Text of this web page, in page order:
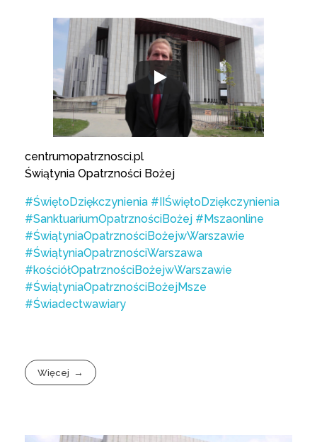
centrumopatrznosci.pl
Świątynia Opatrzności Bożej
#ŚwiętoDziękczynienia #IIŚwiętoDziękczynienia
#SanktuariumOpatrznościBożej #Mszaonline
#ŚwiątyniaOpatrznościBożejwWarszawie
#ŚwiątyniaOpatrznościWarszawa
#kościółOpatrznościBożejwWarszawie
#ŚwiątyniaOpatrznościBożejMsze
#Świadectwawiary
Więcej